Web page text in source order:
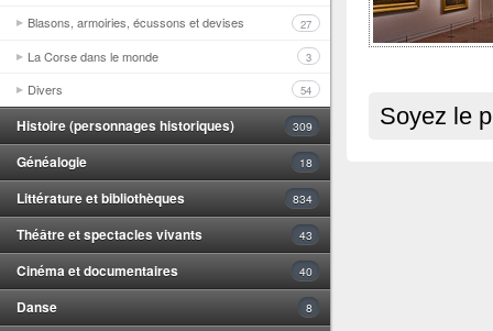
Blasons, armoiries, écussons et devises 27
La Corse dans le monde 3
Divers 54
Histoire (personnages historiques) 309
Généalogie 18
Littérature et bibliothèques 834
Théâtre et spectacles vivants 43
Cinéma et documentaires 40
Danse 8
Soyez le